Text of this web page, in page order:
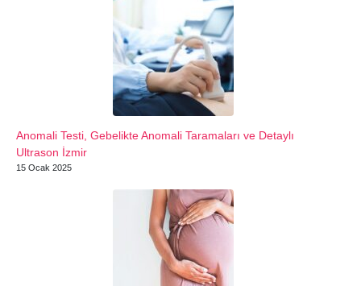
Anomali Testi, Gebelikte Anomali Taramaları ve Detaylı
Ultrason İzmir
15 Ocak 2025